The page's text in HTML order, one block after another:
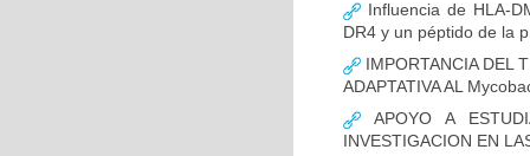
Influencia de HLA-
DR4 y un péptido de la
IMPORTANCIA DEL
ADAPTATIVA AL
APOYO A
INVESTIGACION EN